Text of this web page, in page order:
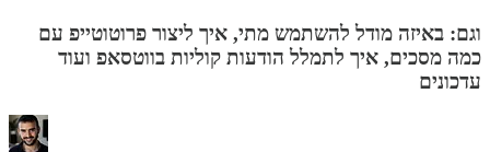
וגם: באיזה מודל להשתמש מתי, איך ליצור פרוטוטייפ עם
כמה מסכים, איך לתמלל הודעות קוליות בווטסאפ ועוד
עדכונים